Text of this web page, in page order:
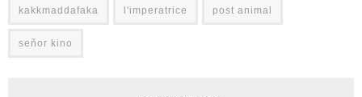
kakkmaddafaka l'imperatrice post animal
señor kino